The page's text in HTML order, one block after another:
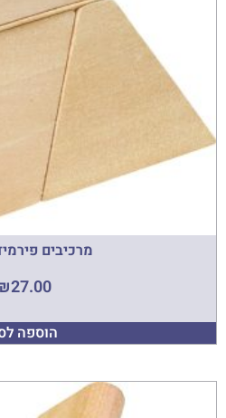
מרכיבים
27.00
הוספה